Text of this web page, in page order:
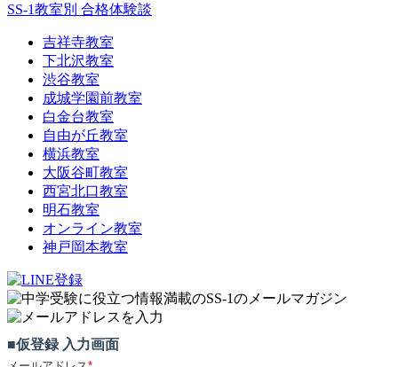
SS-1教室別 合格体験談
吉祥寺教室
下北沢教室
渋谷教室
成城学園前教室
白金台教室
自由が丘教室
横浜教室
大阪谷町教室
西宮北口教室
明石教室
オンライン教室
神戸岡本教室